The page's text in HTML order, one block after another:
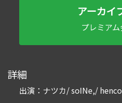
アーカイ
プレミア
詳細
出演：ナツカ/ soINe,/